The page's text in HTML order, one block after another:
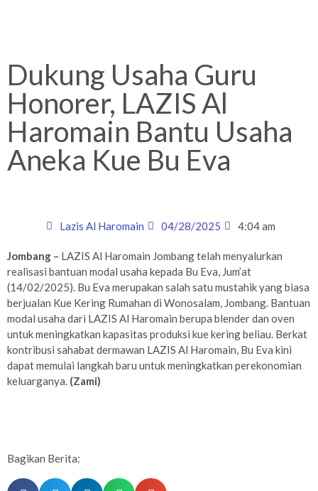
Dukung Usaha Guru
Honorer, LAZIS Al
Haromain Bantu Usaha
Aneka Kue Bu Eva
Lazis Al Haromain 04/28/2025 4:04 am
Jombang – LAZIS Al Haromain Jombang telah menyalurkan
realisasi bantuan modal usaha kepada Bu Eva, Jum’at
(14/02/2025). Bu Eva merupakan salah satu mustahik yang biasa
berjualan Kue Kering Rumahan di Wonosalam, Jombang. Bantuan
modal usaha dari LAZIS Al Haromain berupa blender dan oven
untuk meningkatkan kapasitas produksi kue kering beliau. Berkat
kontribusi sahabat dermawan LAZIS Al Haromain, Bu Eva kini
dapat memulai langkah baru untuk meningkatkan perekonomian
keluarganya. (Zami)
Bagikan Berita: